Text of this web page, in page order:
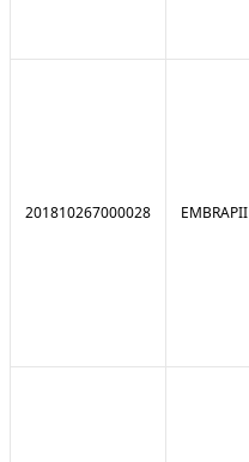
201810267000028 EMBRAPII